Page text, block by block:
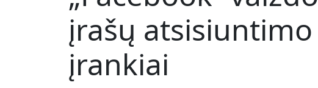
įrašų atsisiuntimo
įrankiai